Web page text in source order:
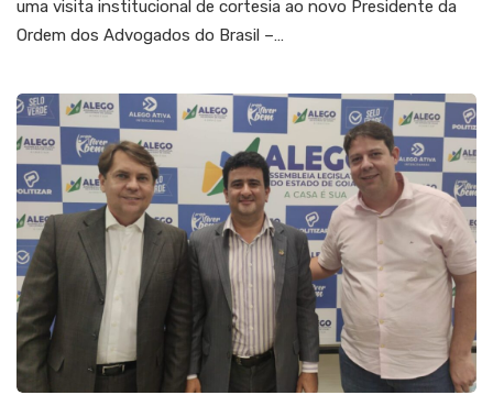
uma visita institucional de cortesia ao novo Presidente da
Ordem dos Advogados do Brasil –…